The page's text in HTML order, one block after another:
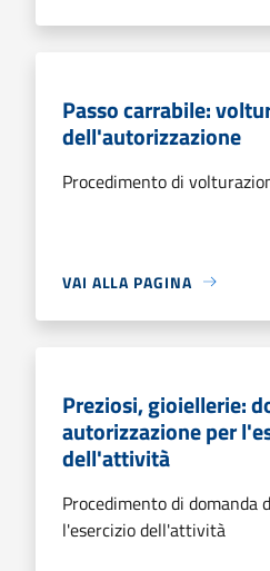
Passo carrabile:
dell'autorizzazione
Procedimento di
VAI ALLA PAGINA
Preziosi, gioiellerie:
autorizzazione per
dell'attività
Procedimento di domanda
l'esercizio dell'attività